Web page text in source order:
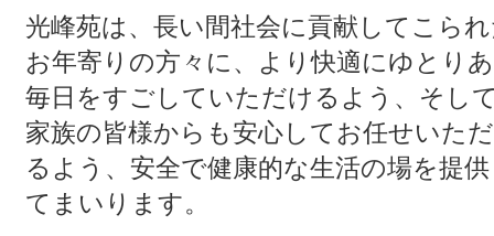
光峰苑は、長い間社会に貢献してこら
お年寄りの方々に、より快適にゆとり
毎日をすごしていただけるよう、そし
家族の皆様からも安心してお任せいた
るよう、安全で健康的な生活の場を提
てまいります。